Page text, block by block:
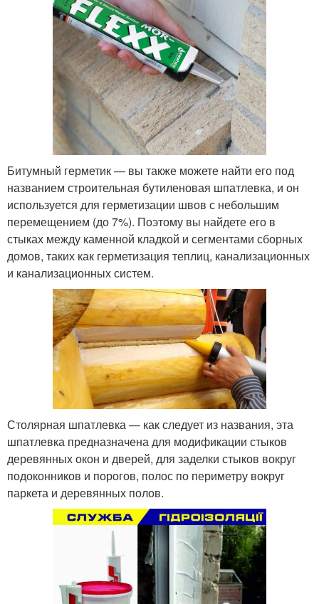
Битумный герметик — вы также можете найти его под
названием строительная бутиленовая шпатлевка, и он
используется для герметизации швов с небольшим
перемещением (до 7%). Поэтому вы найдете его в
стыках между каменной кладкой и сегментами сборных
домов, таких как герметизация теплиц, канализационных
и канализационных систем.
Столярная шпатлевка — как следует из названия, эта
шпатлевка предназначена для модификации стыков
деревянных окон и дверей, для заделки стыков вокруг
подоконников и порогов, полос по периметру вокруг
паркета и деревянных полов.